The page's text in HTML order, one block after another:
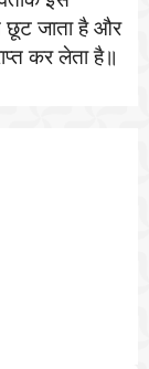
छूट जाता है और
कर लेता है॥